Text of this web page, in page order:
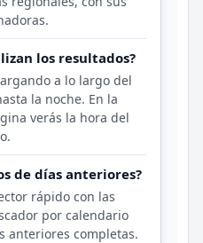
los resultados?
a lo largo del
la noche. En la
verás la hora del
de días anteriores?
rápido con las
por calendario
anteriores completas.